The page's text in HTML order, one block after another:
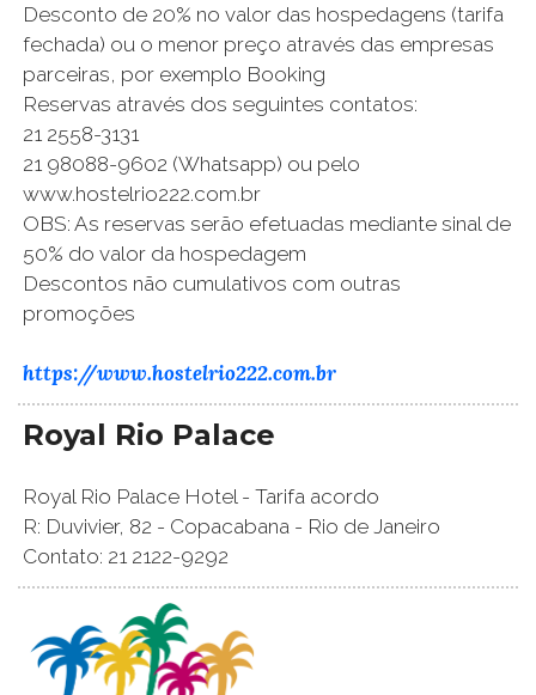
Desconto de 20% no valor das hospedagens (tarifa
fechada) ou o menor preço através das empresas
parceiras, por exemplo Booking
Reservas através dos seguintes contatos:
21 2558-3131
21 98088-9602 (Whatsapp) ou pelo
www.hostelrio222.com.br
OBS: As reservas serão efetuadas mediante sinal de
50% do valor da hospedagem
Descontos não cumulativos com outras
promoções
https://www.hostelrio222.com.br
Royal Rio Palace
Royal Rio Palace Hotel - Tarifa acordo
R: Duvivier, 82 - Copacabana - Rio de Janeiro
Contato: 21 2122-9292